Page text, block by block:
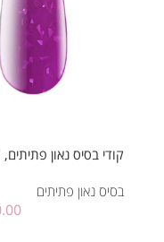
קודי בסיס נאון פתיתים, 7 מ”ל – #06
בסיס נאון פתיתים